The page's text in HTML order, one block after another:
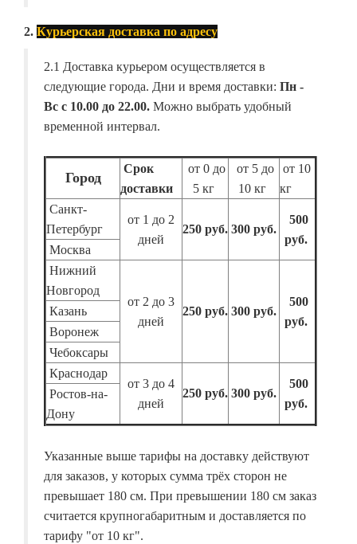
2. Курьерская доставка по адресу
2.1 Доставка курьером осуществляется в
следующие города. Дни и время доставки: Пн -
Вс с 10.00 до 22.00. Можно выбрать удобный
временной интервал.
Город
Срок
доставки
от 0 до
5 кг
от 5 до
10 кг
от 10
кг
Санкт-
Петербург
от 1 до 2
дней
250 руб. 300 руб.
500
руб.
Москва
Нижний
Новгород
от 2 до 3
дней
250 руб. 300 руб.
500
руб.
Казань
Воронеж
Чебоксары
Краснодар
от 3 до 4
дней
250 руб. 300 руб.
500
руб.
Ростов-на-
Дону
Указанные выше тарифы на доставку действуют
для заказов, у которых сумма трёх сторон не
превышает 180 см. При превышении 180 см заказ
считается крупногабаритным и доставляется по
тарифу "от 10 кг".